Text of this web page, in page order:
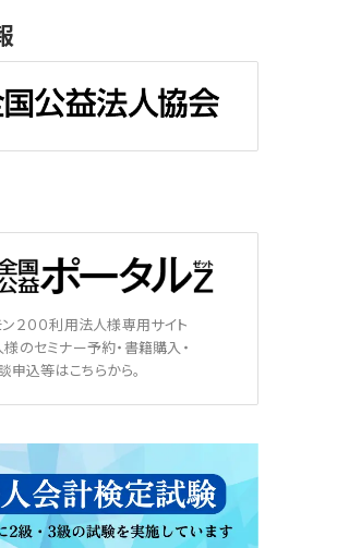
２００利用法人様専用サイト
のセミナー予約・書籍購入・
申込等はこちらから。